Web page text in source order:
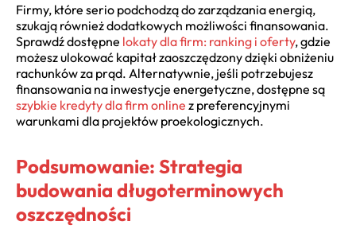
Firmy, które serio podchodzą do zarządzania energią,
szukają również dodatkowych możliwości finansowania.
Sprawdź dostępne lokaty dla firm: ranking i oferty, gdzie
możesz ulokować kapitał zaoszczędzony dzięki obniżeniu
rachunków za prąd. Alternatywnie, jeśli potrzebujesz
finansowania na inwestycje energetyczne, dostępne są
szybkie kredyty dla firm online z preferencyjnymi
warunkami dla projektów proekologicznych.
Podsumowanie: Strategia
budowania długoterminowych
oszczędności